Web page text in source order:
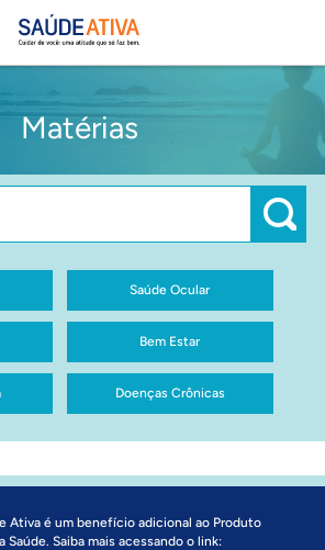
Matérias
Saúde Ocular
Bem Estar
Doenças Crônicas
Ativa é um benefício adicional ao Produto
Saúde. Saiba mais acessando o link: